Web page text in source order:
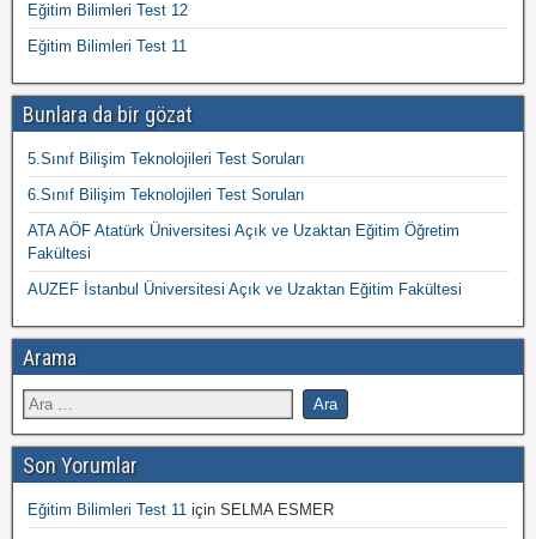
Eğitim Bilimleri Test 12
Eğitim Bilimleri Test 11
Bunlara da bir gözat
5.Sınıf Bilişim Teknolojileri Test Soruları
6.Sınıf Bilişim Teknolojileri Test Soruları
ATA AÖF Atatürk Üniversitesi Açık ve Uzaktan Eğitim Öğretim
Fakültesi
AUZEF İstanbul Üniversitesi Açık ve Uzaktan Eğitim Fakültesi
Arama
Son Yorumlar
Eğitim Bilimleri Test 11 için SELMA ESMER